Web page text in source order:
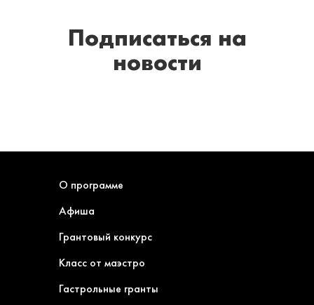
Подписаться на
новости
О программе
Афиша
Грантовый конкурс
Класс от маэстро
Гастрольные гранты